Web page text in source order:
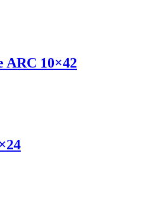
ARC 10×42